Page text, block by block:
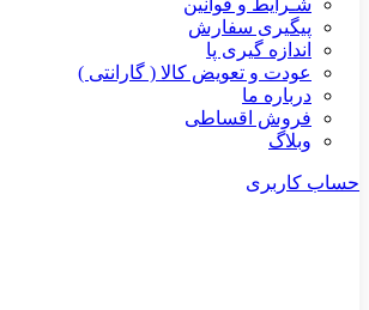
شـرایط و قوانین
پیگیری سفارش
اندازه گیری پا
عودت و تعویض کالا ( گارانتی )
درباره ما
فروش اقساطی
وبلاگ
حساب کاربری